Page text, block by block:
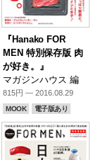
『Hanako FOR
MEN 特別保存版 肉
が好き。』
マガジンハウス 編
815円 — 2016.08.29
MOOK 電子版あり